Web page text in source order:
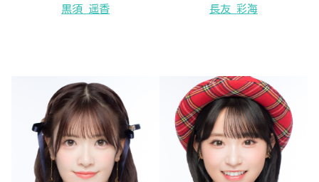
黒須 遥香 長友 彩海